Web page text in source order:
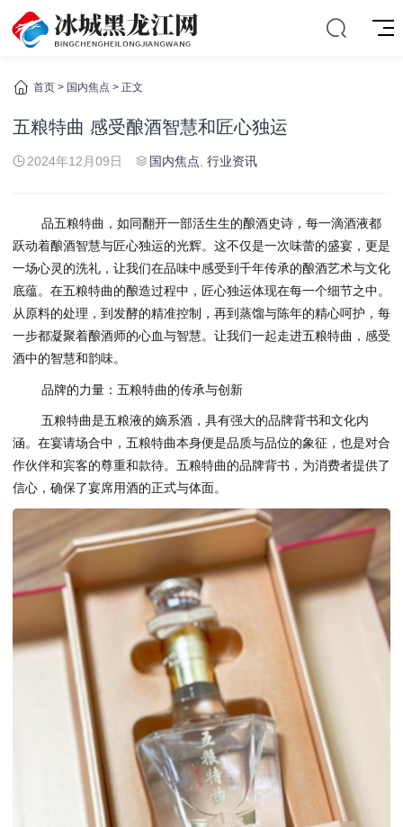
首页 > 国内焦点 > 正文
五粮特曲 感受酿酒智慧和匠心独运
2024年12月09日 国内焦点 行业资讯
品五粮特曲，如同翻开一部活生生的酿酒史诗，每一滴酒液都
跃动着酿酒智慧与匠心独运的光辉。这不仅是一次味蕾的盛宴，更是
一场心灵的洗礼，让我们在品味中感受到千年传承的酿酒艺术与文化
底蕴。在五粮特曲的酿造过程中，匠心独运体现在每一个细节之中。
从原料的处理，到发酵的精准控制，再到蒸馏与陈年的精心呵护，每
一步都凝聚着酿酒师的心血与智慧。让我们一起走进五粮特曲，感受
酒中的智慧和韵味。
品牌的力量：五粮特曲的传承与创新
五粮特曲是五粮液的嫡系酒，具有强大的品牌背书和文化内
涵。在宴请场合中，五粮特曲本身便是品质与品位的象征，也是对合
作伙伴和宾客的尊重和款待。五粮特曲的品牌背书，为消费者提供了
信心，确保了宴席用酒的正式与体面。